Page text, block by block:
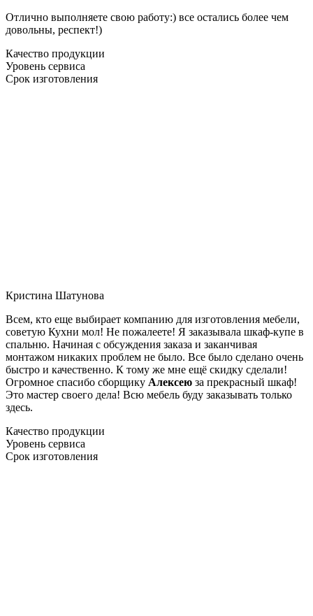
Отлично выполняете свою работу:) все остались более чем
довольны, респект!)
Качество продукции
Уровень сервиса
Срок изготовления
Кристина Шатунова
Всем, кто еще выбирает компанию для изготовления мебели,
советую Кухни мол! Не пожалеете! Я заказывала шкаф-купе в
спальню. Начиная с обсуждения заказа и заканчивая
монтажом никаких проблем не было. Все было сделано очень
быстро и качественно. К тому же мне ещё скидку сделали!
Огромное спасибо сборщику Алексею за прекрасный шкаф!
Это мастер своего дела! Всю мебель буду заказывать только
здесь.
Качество продукции
Уровень сервиса
Срок изготовления